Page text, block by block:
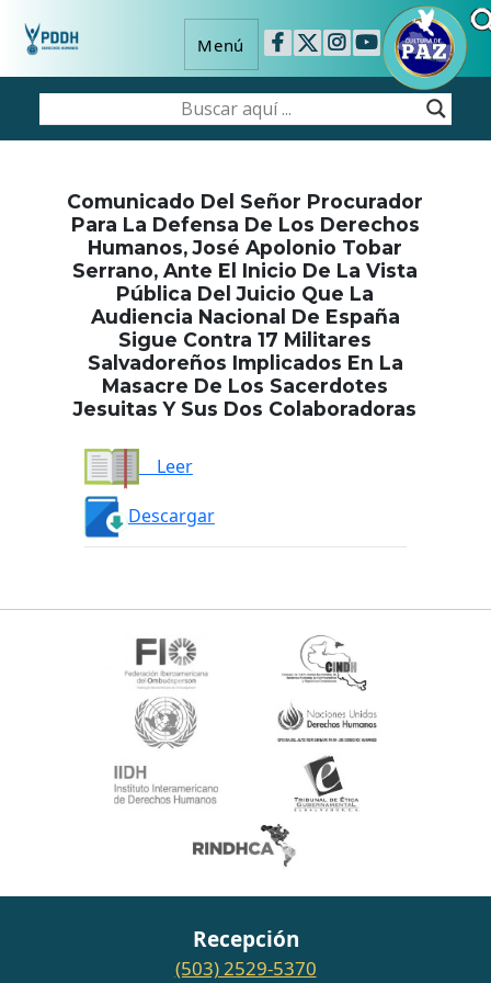
Menú
Comunicado Del Señor Procurador
Para La Defensa De Los Derechos
Humanos, José Apolonio Tobar
Serrano, Ante El Inicio De La Vista
Pública Del Juicio Que La
Audiencia Nacional De España
Sigue Contra 17 Militares
Salvadoreños Implicados En La
Masacre De Los Sacerdotes
Jesuitas Y Sus Dos Colaboradoras
Leer
Descargar
Recepción
(503) 2529-5370